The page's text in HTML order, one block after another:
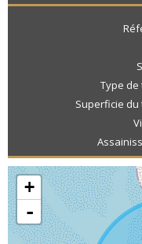
Type
Superficie du
+
-